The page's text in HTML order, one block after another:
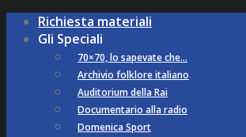
Richiesta materiali
Gli Speciali
70×70, lo sapevate che…
Archivio folklore italiano
Auditorium della Rai
Documentario alla radio
Domenica Sport